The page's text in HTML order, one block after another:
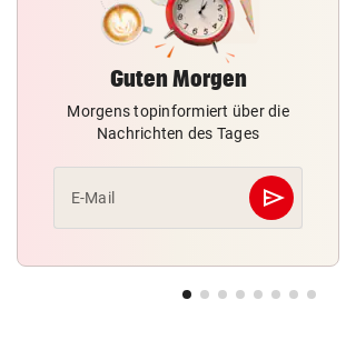
Guten Morgen
Morgens topinformiert über die
Nachrichten des Tages
E-Mail send
Abschicken